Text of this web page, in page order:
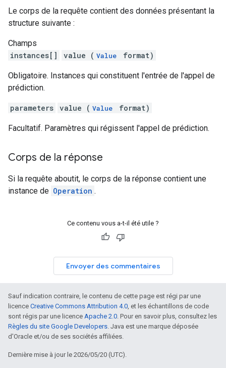
Le corps de la requête contient des données présentant la
structure suivante :
Champs
instances[]
value ( Value format)
Obligatoire. Instances qui constituent l'entrée de l'appel de
prédiction.
parameters value ( Value format)
Facultatif. Paramètres qui régissent l'appel de prédiction.
Corps de la réponse
Si la requête aboutit, le corps de la réponse contient une
instance de Operation .
Ce contenu vous a-t-il été utile ?
Envoyer des commentaires
Sauf indication contraire, le contenu de cette page est régi par une
licence Creative Commons Attribution 4.0, et les échantillons de code
sont régis par une licence Apache 2.0. Pour en savoir plus, consultez les
Règles du site Google Developers. Java est une marque déposée
d'Oracle et/ou de ses sociétés affiliées.
Dernière mise à jour le 2026/05/20 (UTC).